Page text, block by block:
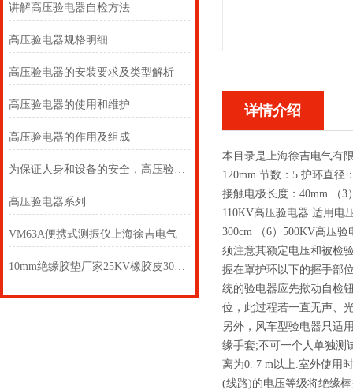
讲解高压验电器自检方法
高压验电器规格明细
高压验电器的安装要求及类型解析
高压验电器的使用和维护
高压验电器的作用及组成
为保证人身和设备的安全，高压验电器必须按规定的期限进行预防性试验
高压验电器系列
VM63A便携式测振仪上海徐吉电气
10mm绝缘胶垫厂家25KV橡胶皮30kv绝缘垫
详情介绍
本目录是上海徐吉电气有
120mm 节数：5 护环直径
接触电极长度：40mm （3
110KV高压验电器 适用电
300cm （6）500KV高压
须注意其额定电压和被检
握在罩护环以下的握手部
统的验电器应先揿动自检
位，此过程若一直无声、
另外，风车型验电器只适
缘手套;不可一个人单独测
离为0. 7 m以上.室外使用
(线路)的电压等级将绝缘